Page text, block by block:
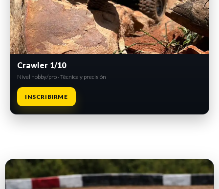
Crawler 1/10
Nivel hobby/pro · Técnica y precisión
INSCRIBIRME